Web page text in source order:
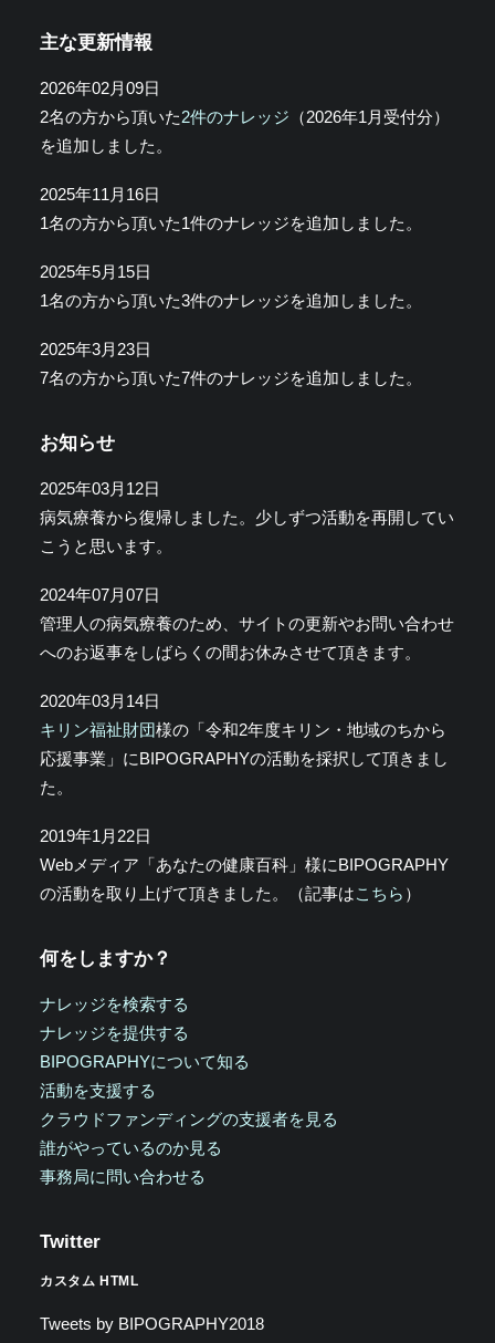
主な更新情報
2026年02月09日
2名の方から頂いた2件のナレッジ （2026年1月受付分）
を追加しました。
2025年11月16日
1名の方から頂いた1件のナレッジを追加しました。
2025年5月15日
1名の方から頂いた3件のナレッジを追加しました。
2025年3月23日
7名の方から頂いた7件のナレッジを追加しました。
お知らせ
2025年03月12日
病気療養から復帰しました。少しずつ活動を再開してい
こうと思います。
2024年07月07日
管理人の病気療養のため、サイトの更新やお問い合わせ
へのお返事をしばらくの間お休みさせて頂きます。
2020年03月14日
キリン福祉財団様の「令和2年度キリン・地域のちから
応援事業」にBIPOGRAPHYの活動を採択して頂きまし
た。
2019年1月22日
Webメディア「あなたの健康百科」様にBIPOGRAPHY
の活動を取り上げて頂きました。（記事はこちら ）
何をしますか？
ナレッジを検索する
ナレッジを提供する
BIPOGRAPHYについて知る
活動を支援する
クラウドファンディングの支援者を見る
誰がやっているのか見る
事務局に問い合わせる
Twitter
カスタム HTML
Tweets by BIPOGRAPHY2018